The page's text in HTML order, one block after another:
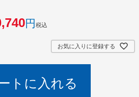
税込
お気に入りに登録する
トに入れる